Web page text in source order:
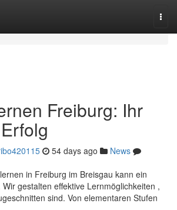
Freiburg: Ihr
54 days ago
News
in Freiburg im Breisgau kann ein
gestalten effektive Lernmöglichkeiten ,
sind. Von elementaren Stufen